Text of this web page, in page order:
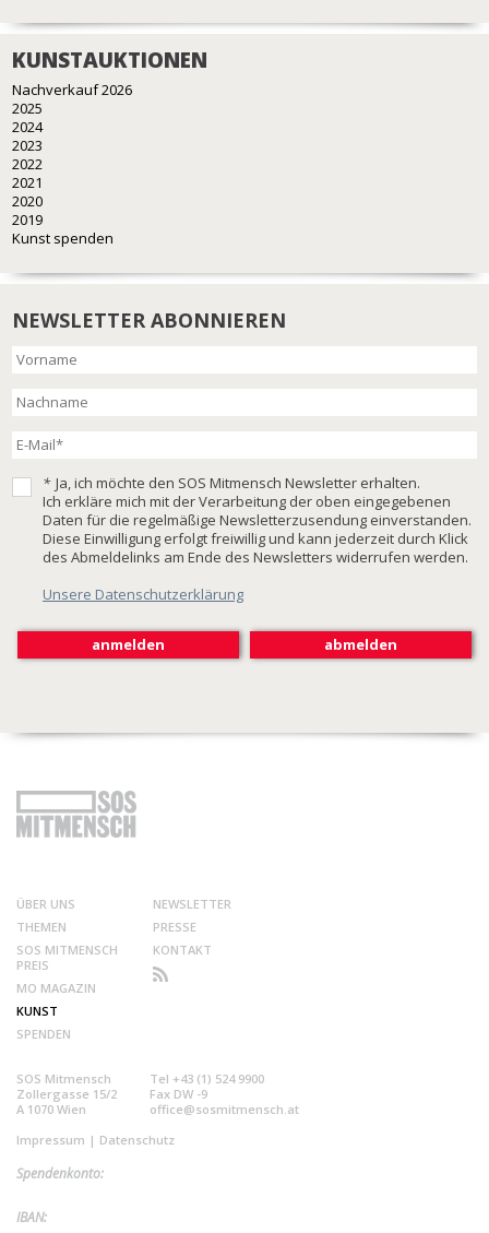
KUNSTAUKTIONEN
Nachverkauf 2026
2025
2024
2023
2022
2021
2020
2019
Kunst spenden
NEWSLETTER ABONNIEREN
* Ja, ich möchte den SOS Mitmensch Newsletter erhalten.
Ich erkläre mich mit der Verarbeitung der oben eingegebenen
Daten für die regelmäßige Newsletterzusendung einverstanden.
Diese Einwilligung erfolgt freiwillig und kann jederzeit durch Klick
des Abmeldelinks am Ende des Newsletters widerrufen werden.
Unsere Datenschutzerklärung
ÜBER UNS
THEMEN
SOS MITMENSCH
PREIS
MO MAGAZIN
KUNST
SPENDEN
NEWSLETTER
PRESSE
KONTAKT
SOS Mitmensch
Zollergasse 15/2
A 1070 Wien
Tel +43 (1) 524 9900
Fax DW -9
office@sosmitmensch.at
Impressum | Datenschutz
Spendenkonto:
IBAN: